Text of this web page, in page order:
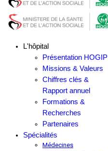
L'hôpital
Présentation HOGIP
Missions & Valeurs
Chiffres clés &
Rapport annuel
Formations &
Recherches
Partenaires
Spécialités
Médecines